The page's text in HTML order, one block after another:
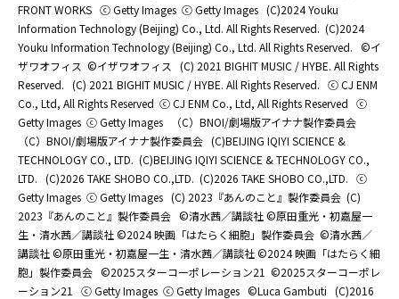
FRONT WORKS ⓒ Getty Images ⓒ Getty Images (C)2024 Youku
Information Technology (Beijing) Co., Ltd. All Rights Reserved. (C)2024
Youku Information Technology (Beijing) Co., Ltd. All Rights Reserved. ©イ
ザワオフィス ©イザワオフィス
(C) 2021 BIGHIT MUSIC / HYBE. All Rights
Reserved. (C) 2021 BIGHIT MUSIC / HYBE. All Rights Reserved. ⓒ CJ ENM
Co., Ltd, All Rights Reserved ⓒ CJ ENM Co., Ltd, All Rights Reserved ⓒ
Getty Images ⓒ Getty Images
（C）BNOI/劇場版アイナナ製作委員会
（C）BNOI/劇場版アイナナ製作委員会 (C)BEIJING IQIYI SCIENCE &
TECHNOLOGY CO., LTD. (C)BEIJING IQIYI SCIENCE & TECHNOLOGY CO.,
LTD. (C)2026 TAKE SHOBO CO.,LTD. (C)2026 TAKE SHOBO CO.,LTD. ⓒ
Getty Images ⓒ Getty Images (C) 2023『あんのこと』製作委員会 (C)
2023『あんのこと』製作委員会 ©清水茜／講談社 ©原田重光・初嘉屋一
生・清水茜／講談社 ©2024 映画「はたらく細胞」製作委員会 ©清水茜／
講談社 ©原田重光・初嘉屋一生・清水茜／講談社 ©2024 映画「はたらく細
胞」製作委員会 ©2025スターコーポレーション21 ©2025スターコーポレ
ーション21
ⓒ Getty Images ⓒ Getty Images ©Luca Gambuti (C)2016